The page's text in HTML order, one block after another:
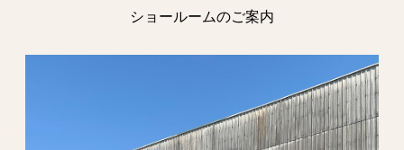
ショールームのご案内